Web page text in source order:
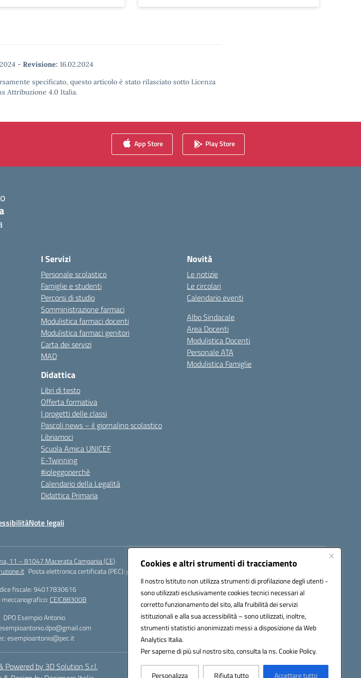
Cookies e altri strumenti di tracciamento
Il nostro Istituto non utilizza strumenti di profilazione degli utenti -
sono utilizzati esclusivamente cookies tecnici necessari al
corretto funzionamento del sito, alla fruibilità dei servizi
istituzionali e alla sua accessibilità – sono utilizzati, inoltre,
strumenti statistici anonimizzati messi a disposizione da Web
Analytics Italia.
Per saperne di più sul nostro sito, consulta la ns. Cookie Policy.
Personalizza Rifiuta tutto Accettare tutto
- Revisione: 16.02.2024
specificato, questo articolo è stato rilasciato sotto Licenza
Attribuzione 4.0 Italia.
App Store Play Store
I Servizi
Personale scolastico
Famiglie e studenti
Percorsi di studio
Somministrazione farmaci
Modulistica farmaci docenti
Modulistica farmaci genitori
Carta dei servizi
MAD
Didattica
Libri di testo
Offerta formativa
I progetti delle classi
Pascoli news – il giornalino scolastico
Libriamoci
Scuola Amica UNICEF
E-Twinning
#ioleggoperchè
Calendario della Legalità
Didattica Primaria
Novità
Le notizie
Le circolari
Calendario eventi
Albo Sindacale
Area Docenti
Modulistica Docenti
Personale ATA
Modulistica Famiglie
Note legali
11 – 81047 Macerata Campania (CE)
Posta elettronica certificata (PEC):ceic88300b@pec.istruzione.it
fiscale: 94017830616
meccanografico: CEIC88300B
DPO Esempio Antonio
esempioantonio@pec.it
Powered by 3D Solution S.r.l.